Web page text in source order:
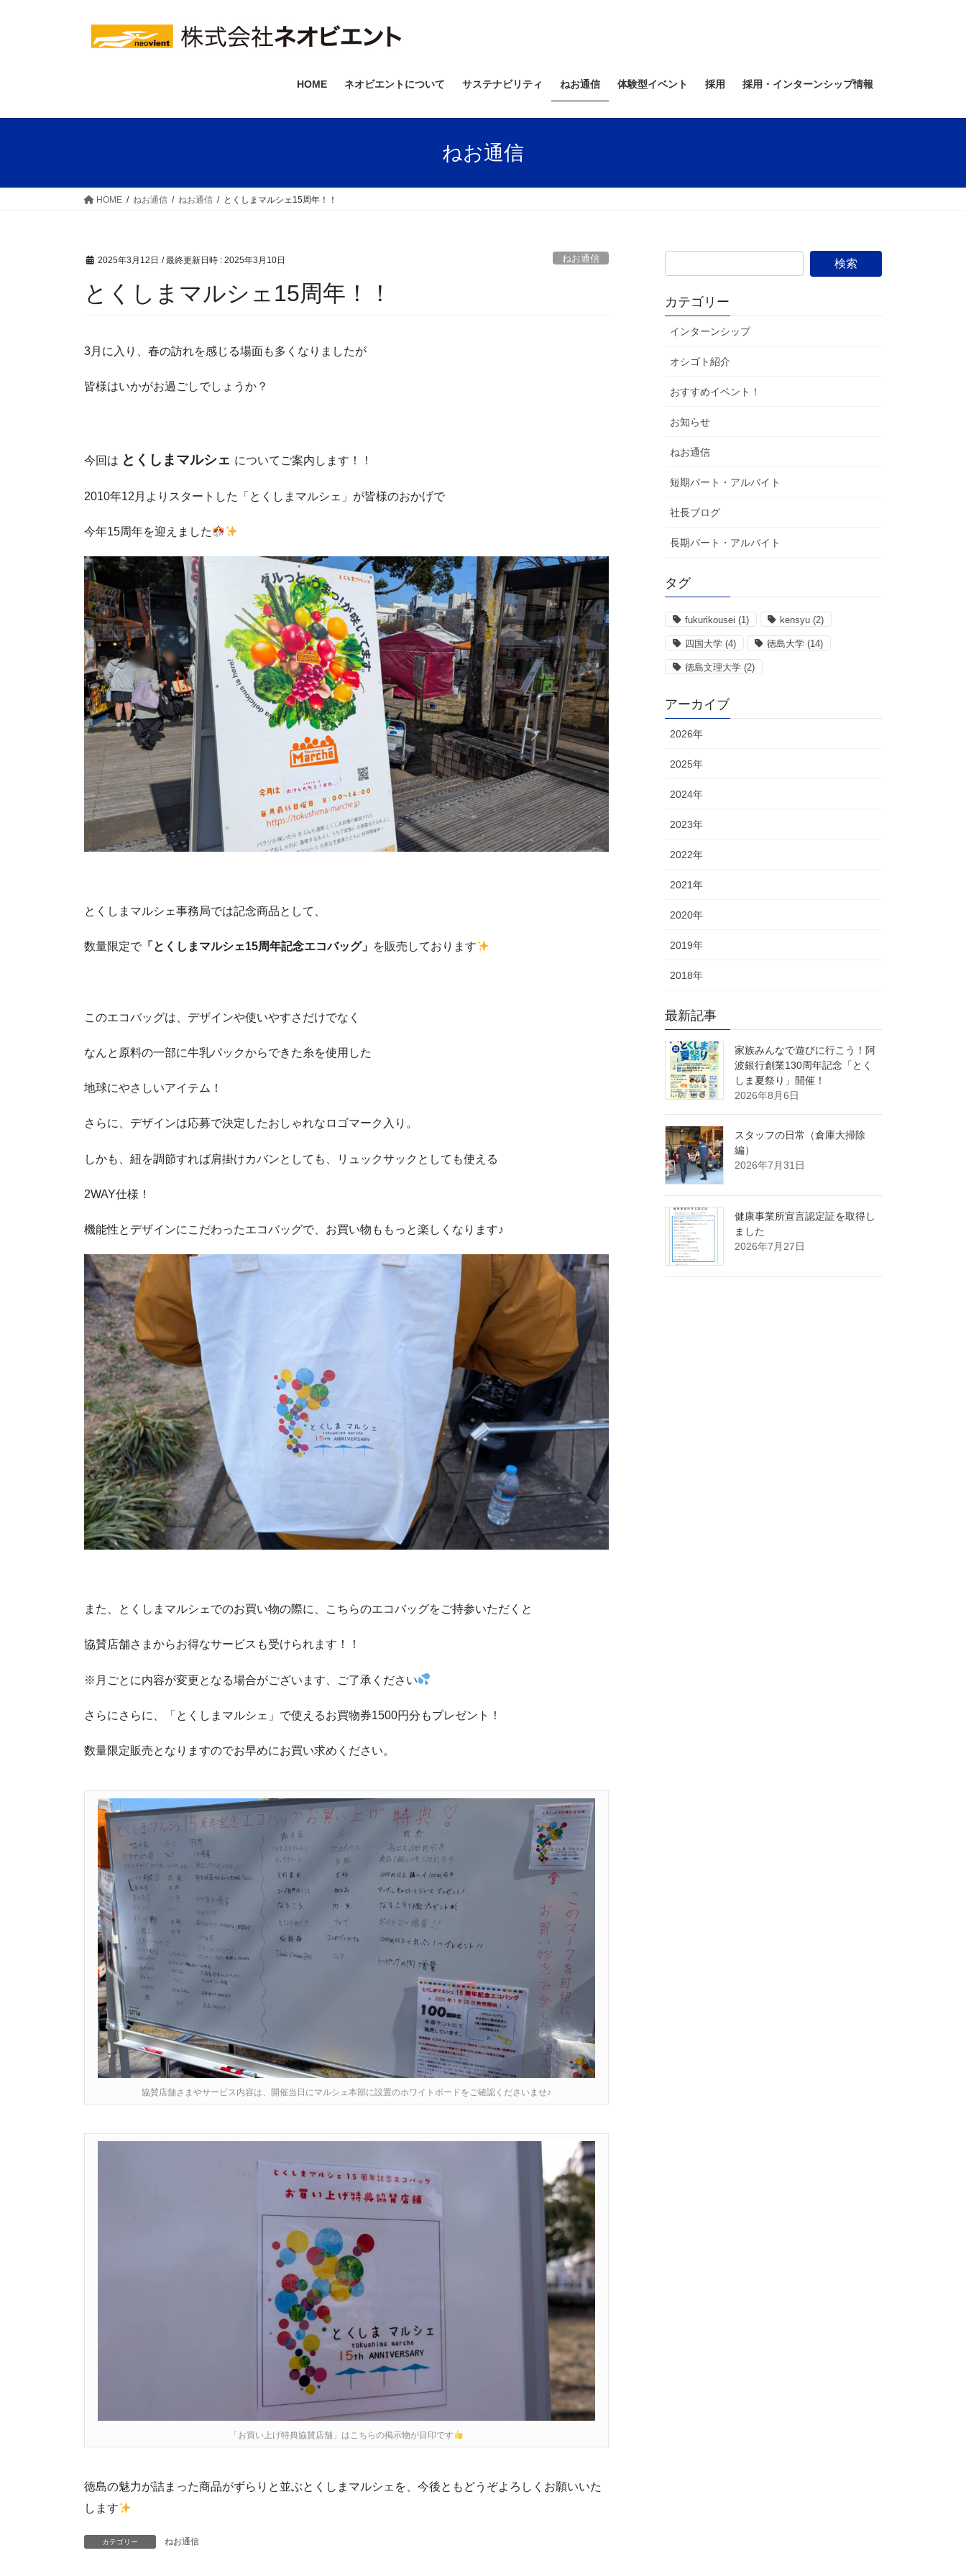
HOME ネオビエントについて サステナビリティ ねお通信 体験型イベント 採用 採用・インターンシップ情報
ねお通信
HOME ねお通信 ねお通信 とくしまマルシェ15周年！！
2025年3月12日 / 最終更新日時 : 2025年3月10日 ねお通信
とくしまマルシェ15周年！！
3月に入り、春の訪れを感じる場面も多くなりましたが
皆様はいかがお過ごしでしょうか？
今回は とくしまマルシェ についてご案内します！！
2010年12月よりスタートした「とくしまマルシェ」が皆様のおかげで
今年15周年を迎えました
とくしまマルシェ事務局では記念商品として、
数量限定で 「とくしまマルシェ15周年記念エコバッグ」 を販売しております
このエコバッグは、デザインや使いやすさだけでなく
なんと原料の一部に牛乳パックからできた糸を使用した
地球にやさしいアイテム！
さらに、デザインは応募で決定したおしゃれなロゴマーク入り。
しかも、紐を調節すれば肩掛けカバンとしても、リュックサックとしても使える
2WAY仕様！
機能性とデザインにこだわったエコバッグで、お買い物ももっと楽しくなります♪
また、とくしまマルシェでのお買い物の際に、こちらのエコバッグをご持参いただくと
協賛店舗さまからお得なサービスも受けられます！！
※月ごとに内容が変更となる場合がございます、ご了承ください
さらにさらに、「とくしまマルシェ」で使えるお買物券1500円分もプレゼント！
数量限定販売となりますのでお早めにお買い求めください。
協賛店舗さまやサービス内容は、開催当日にマルシェ本部に設置のホワイトボードをご確認くださいませ♪
「お買い上げ特典協賛店舗」はこちらの掲示物が目印です
徳島の魅力が詰まった商品がずらりと並ぶとくしまマルシェを、今後ともどうぞよろしくお願いいた
します
カテゴリー ねお通信
カテゴリー
インターンシップ
オシゴト紹介
おすすめイベント！
お知らせ
ねお通信
短期パート・アルバイト
社長ブログ
長期パート・アルバイト
タグ
fukurikousei (1) kensyu (2)
四国大学 (4) 徳島大学 (14)
徳島文理大学 (2)
アーカイブ
2026年
2025年
2024年
2023年
2022年
2021年
2020年
2019年
2018年
最新記事
家族みんなで遊びに行こう！阿
波銀行創業130周年記念「とく
しま夏祭り」開催！
2026年8月6日
スタッフの日常（倉庫大掃除
編）
2026年7月31日
健康事業所宣言認定証を取得し
ました
2026年7月27日